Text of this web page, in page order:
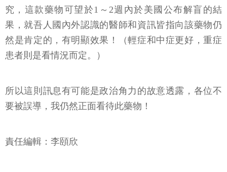
究，這款藥物可望於1～2週內於美國公布解盲的結
果，就吾人國內外認識的醫師和資訊皆指向該藥物仍
然是肯定的，有明顯效果！（輕症和中症更好，重症
患者則是看情況而定。）
所以這則訊息有可能是政治角力的故意透露，各位不
要被誤導，我仍然正面看待此藥物！
責任編輯：李頤欣